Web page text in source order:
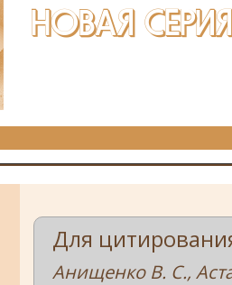
НОВАЯ
Для
Анищенко В. С.,